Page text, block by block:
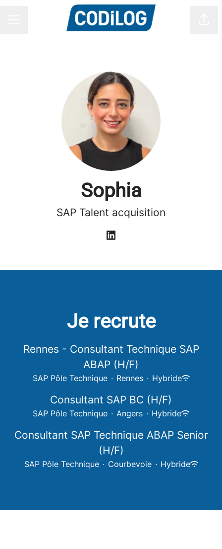
MENU CARRIÈRE
Sophia
SAP Talent acquisition
Je recrute
Rennes - Consultant Technique SAP
ABAP (H/F)
SAP Pôle Technique · Rennes · Hybride
Consultant SAP BC (H/F)
SAP Pôle Technique · Angers · Hybride
Consultant SAP Technique ABAP Senior
(H/F)
SAP Pôle Technique · Courbevoie · Hybride